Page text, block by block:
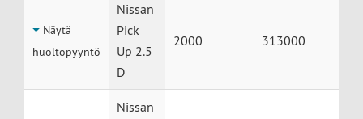
Näytä
huoltopyyntö
Nissan
Pick
Up 2.5
D
2000 313000
Nissan